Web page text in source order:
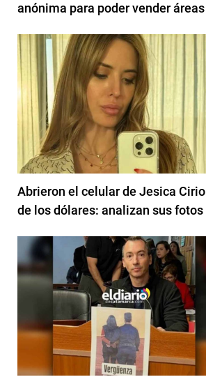
anónima para poder vender
Abrieron el celular de Jesica
de los dólares: analizan sus